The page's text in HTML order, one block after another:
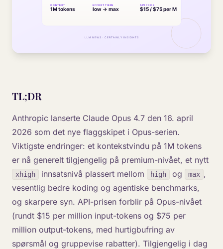
TL;DR
Anthropic lanserte Claude Opus 4.7 den 16. april
2026 som det nye flaggskipet i Opus-serien.
Viktigste endringer: et kontekstvindu på 1M tokens
er nå generelt tilgjengelig på premium-nivået, et nytt
xhigh innsatsnivå plassert mellom high og max ,
vesentlig bedre koding og agentiske benchmarks,
og skarpere syn. API-prisen forblir på Opus-nivået
(rundt $15 per million input-tokens og $75 per
million output-tokens, med hurtigbufring av
spørsmål og gruppevise rabatter). Tilgjengelig i dag